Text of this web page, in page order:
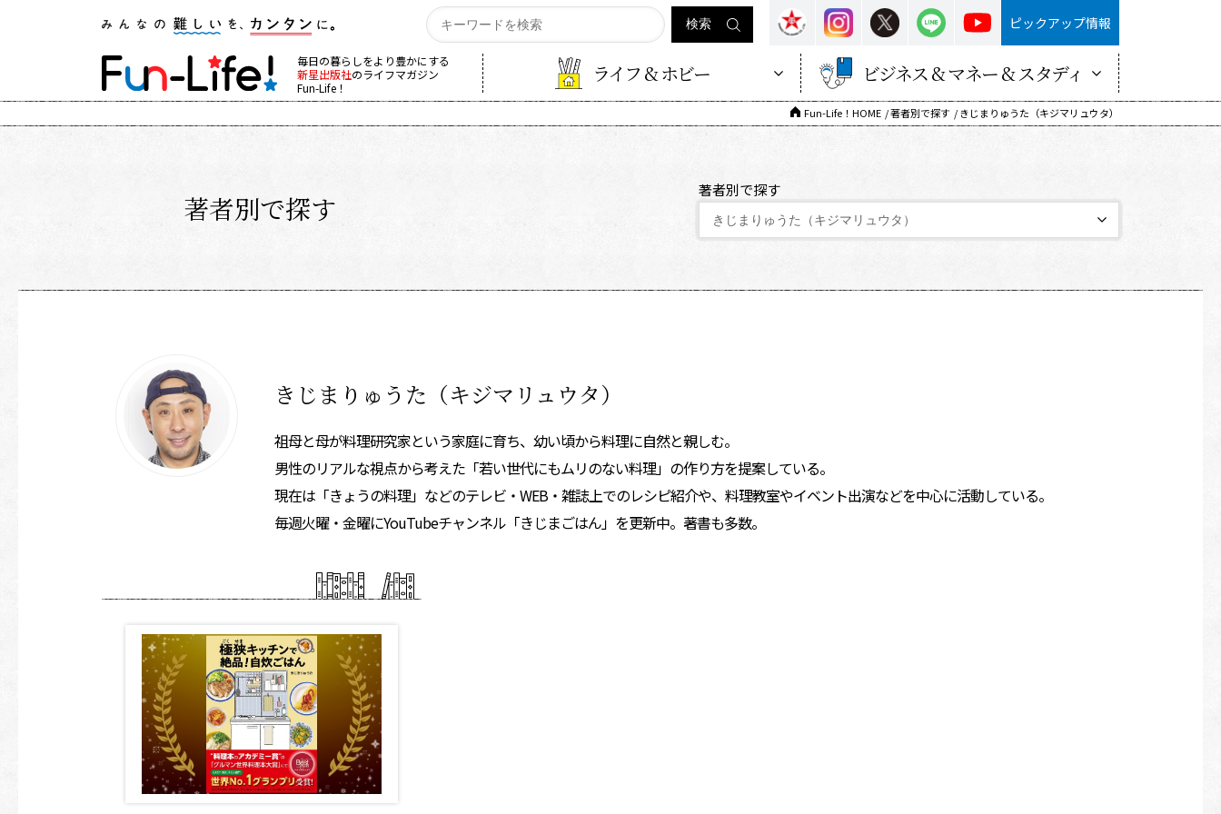
ピックアップ情報
毎日の暮らしをより豊かにする
新星出版社のライフマガジン
Fun-Life！
ライフ & ホビー ビジネス & マネー & スタディ
Fun-Life！HOME 著者別で探す きじまりゅうた（キジマリュウタ）
著者別で探す
著者別で探す
きじまりゅうた（キジマリュウタ）
祖母と母が料理研究家という家庭に育ち、幼い頃から料理に自然と親しむ。
男性のリアルな視点から考えた「若い世代にもムリのない料理」の作り方を提案している。
現在は「きょうの料理」などのテレビ・WEB・雑誌上でのレシピ紹介や、料理教室やイベント出演などを中心に活動している。
毎週火曜・金曜にYouTubeチャンネル「きじまごはん」を更新中。著書も多数。